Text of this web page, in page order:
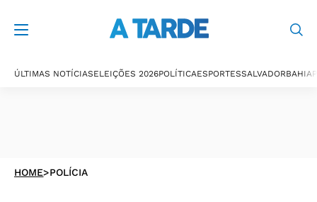
ÚLTIMAS NOTÍCIASELEIÇÕES 2026POLÍTICAESPORTESSALVADORBAHIA
HOME>POLÍCIA